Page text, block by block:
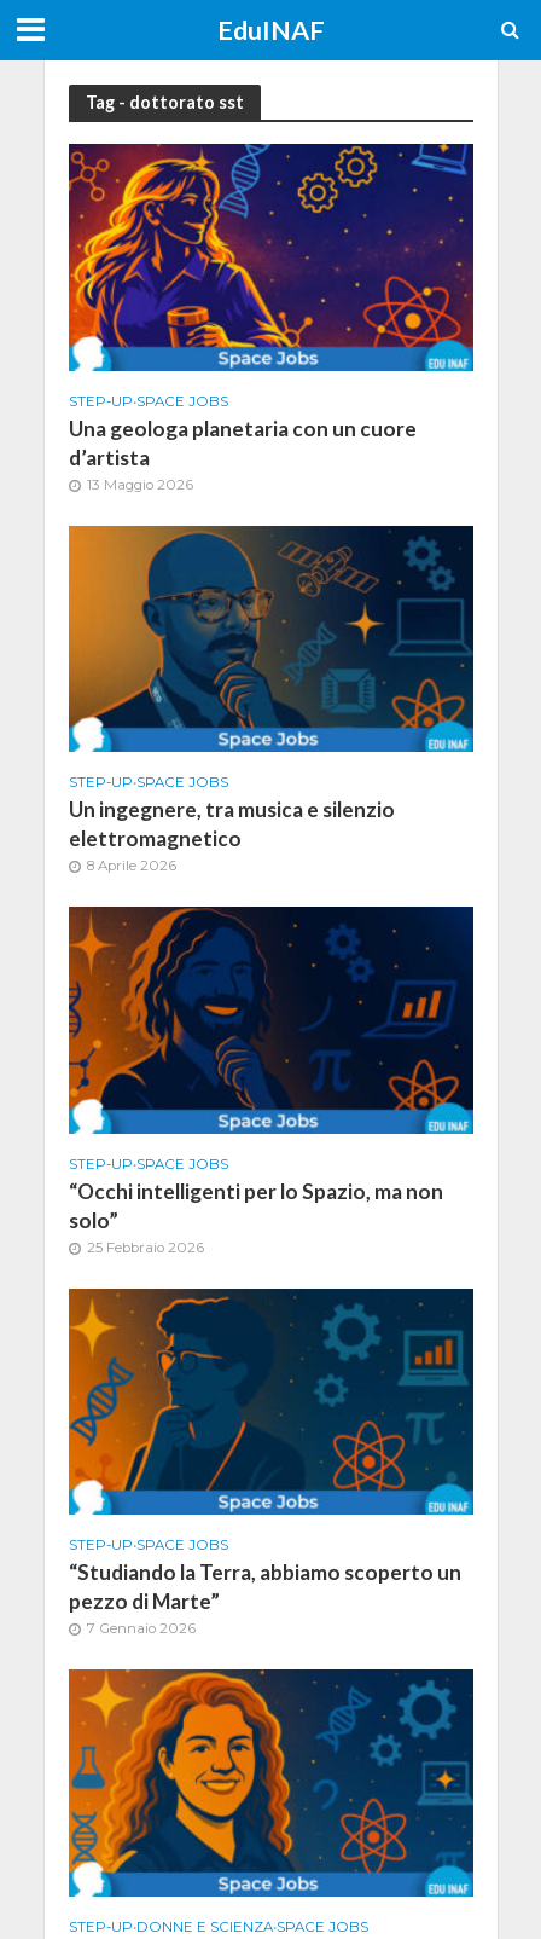
EduINAF
Tag - dottorato sst
STEP-UP•SPACE JOBS
Una geologa planetaria con un cuore
d’artista
13 Maggio 2026
STEP-UP•SPACE JOBS
Un ingegnere, tra musica e silenzio
elettromagnetico
8 Aprile 2026
STEP-UP•SPACE JOBS
“Occhi intelligenti per lo Spazio, ma non
solo”
25 Febbraio 2026
STEP-UP•SPACE JOBS
“Studiando la Terra, abbiamo scoperto un
pezzo di Marte”
7 Gennaio 2026
STEP-UP•DONNE E SCIENZA•SPACE JOBS